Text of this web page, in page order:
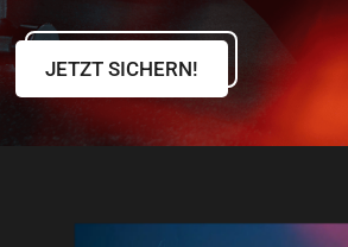
JETZT SICHERN!